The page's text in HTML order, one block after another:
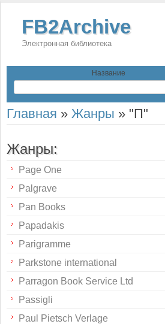
FB2Archive
Электронная библиотека
Название
Главная » Жанры » "П"
Жанры:
Page One
Palgrave
Pan Books
Papadakis
Parigramme
Parkstone international
Parragon Book Service Ltd
Passigli
Paul Pietsch Verlage